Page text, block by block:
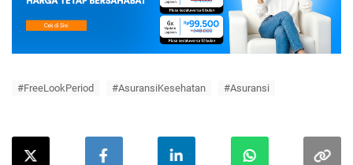
#FreeLookPeriod #AsuransiKesehatan #Asuransi